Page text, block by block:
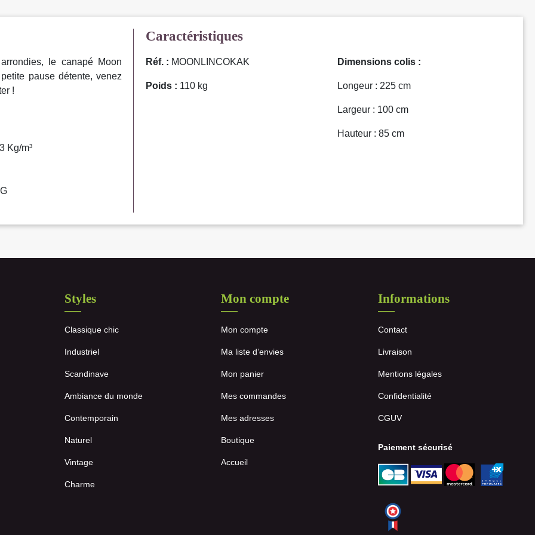
le canapé Moon
pause détente, venez
!
Kg/m³
Caractéristiques
Réf. : MOONLINCOKAK
Poids : 110 kg
Dimensions colis :
Longeur : 225 cm
Largeur : 100 cm
Hauteur : 85 cm
Styles
Classique chic
Industriel
Scandinave
Ambiance du monde
Contemporain
Naturel
Vintage
Charme
Mon compte
Mon compte
Ma liste d’envies
Mon panier
Mes commandes
Mes adresses
Boutique
Accueil
Informations
Contact
Livraison
Mentions légales
Confidentialité
CGUV
Paiement sécurisé